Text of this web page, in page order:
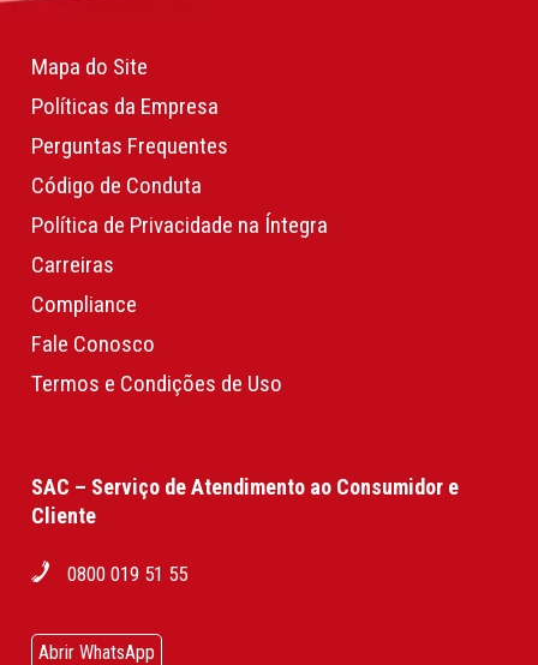
Mapa do Site
Políticas da Empresa
Perguntas Frequentes
Código de Conduta
Política de Privacidade na Íntegra
Carreiras
Compliance
Fale Conosco
Termos e Condições de Uso
SAC – Serviço de Atendimento ao Consumidor e
Cliente
0800 019 51 55
Abrir WhatsApp